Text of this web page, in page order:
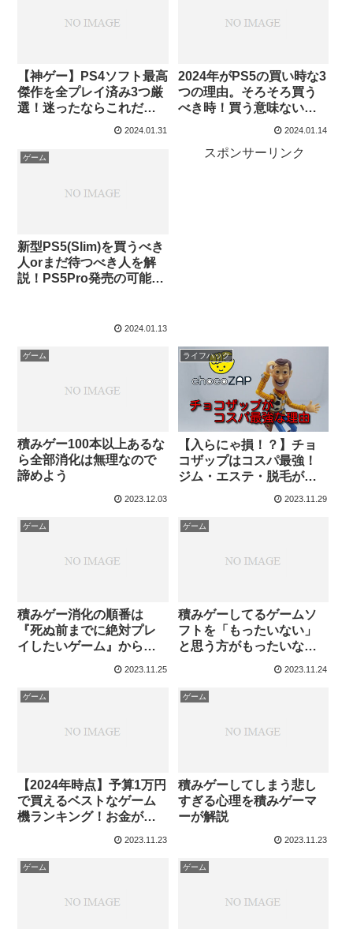
【神ゲー】PS4ソフト最高
傑作を全プレイ済み3つ厳
選！迷ったならこれだけ
はやっとけ！【買うべき
2024.01.31
2024年がPS5の買い時な3
つの理由。そろそろ買う
べき時！買う意味ない時
2024.01.14
ゲーム
新型PS5(Slim)を買うべき
人orまだ待つべき人を解
説！PS5Pro発売の可能性
2024.01.13
スポンサーリンク
ゲーム
積みゲー100本以上あるな
ら全部消化は無理なので
諦めよう
2023.12.03
ライフハック
【入らにゃ損！？】チョ
コザップはコスパ最強！
ジム・エステ・脱毛が全
部込みで月額3278円！
2023.11.29
ゲーム
積みゲー消化の順番は
『死ぬ前までに絶対プレ
イしたいゲーム』からや
2023.11.25
ゲーム
積みゲーしてるゲームソ
フトを「もったいない」
と思う方がもったいない
2023.11.24
ゲーム
【2024年時点】予算1万円
で買えるベストなゲーム
機ランキング！お金がな
2023.11.23
ゲーム
積みゲーしてしまう悲し
すぎる心理を積みゲーマ
ーが解説
2023.11.23
ゲーム ゲーム